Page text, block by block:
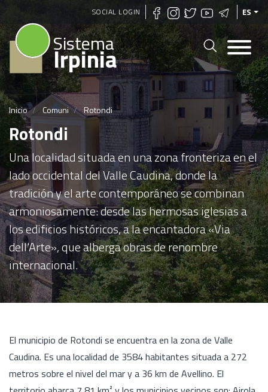
Pasar
al
contenido
principal
SOCIAL LOGIN ES
Sistema
Irpinia
Inicio Comuni Rotondi
Rotondi
Una localidad situada en una zona fronteriza en el
lado occidental del Valle Caudina, donde la
tradición y el arte contemporáneo se combinan
armoniosamente: desde las hermosas iglesias a
los edificios históricos, a la encantadora «Via
dell'Arte», que alberga obras de renombre
internacional.
El municipio de Rotondi se encuentra en la zona de Valle
Caudina. Es una localidad de 3584 habitantes situada a 272
metros sobre el nivel del mar y a 36 km de Avellino. El